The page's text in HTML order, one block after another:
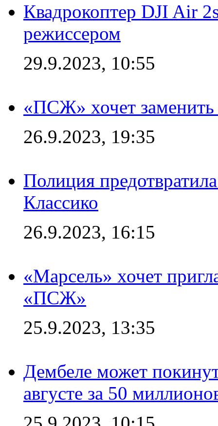
Квадрокоптер DJI Air
режиссером
29.9.2023, 10:55
«ПСЖ» хочет
26.9.2023, 19:35
Полиция
Классико
26.9.2023, 16:15
«Марсель» хочет
«ПСЖ»
25.9.2023, 13:35
Дембеле может
августе за 50